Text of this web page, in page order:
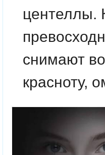
центеллы.
снимают
красноту,